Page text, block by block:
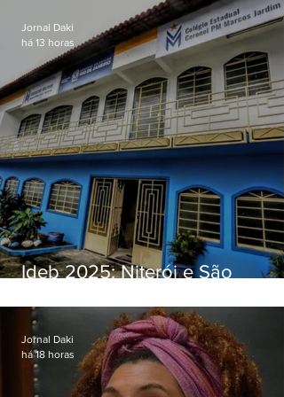
Ideb 2025: Niterói e São
distintos no ensino médio; veja
Jornal Daki
há 13 horas
Jornal Daki
há 18 horas